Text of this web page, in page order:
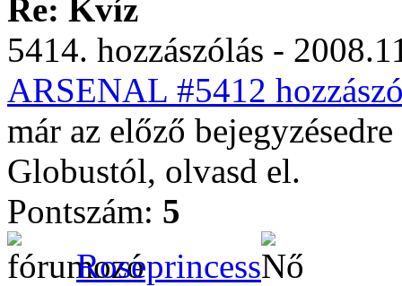
Re: Kvíz
5414. hozzászólás -
ARSENAL #5412
már az előző
Globustól, olvasd el.
Pontszám: 5
Roseprincess